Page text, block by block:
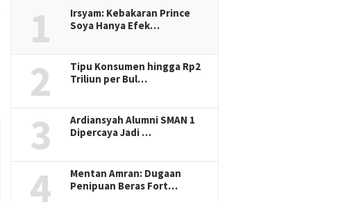
1
Irsyam: Kebakaran Prince
Soya Hanya Efek…
2
Tipu Konsumen hingga Rp2
Triliun per Bul…
3
Ardiansyah Alumni SMAN 1
Dipercaya Jadi …
4
Mentan Amran: Dugaan
Penipuan Beras Fort…